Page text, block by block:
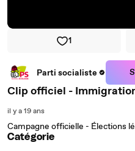
1
Parti socialiste
Clip officiel -
il y a 19 ans
Campagne officielle - Élections
Catégorie